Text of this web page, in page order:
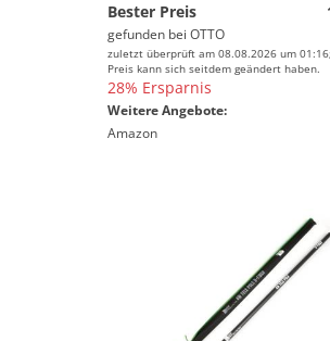
Bester Preis
gefunden bei OTTO
zuletzt überprüft am 08.08.2026 um
Preis kann sich seitdem geändert haben.
28% Ersparnis
Weitere Angebote:
Amazon